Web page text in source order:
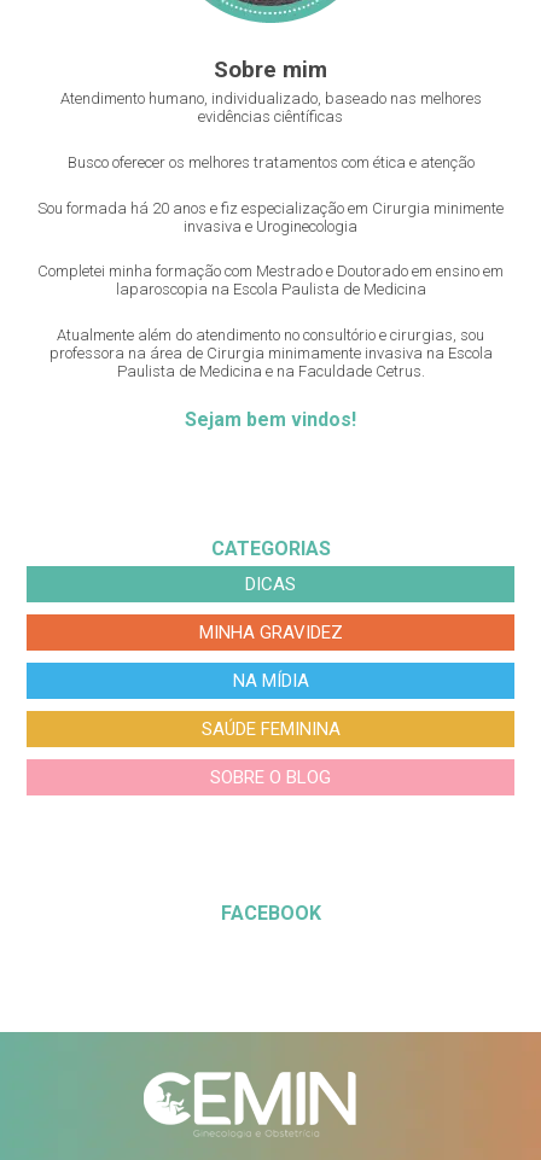
Sobre mim
Atendimento humano, individualizado, baseado nas melhores
evidências ciêntíficas
Busco oferecer os melhores tratamentos com ética e atenção
Sou formada há 20 anos e fiz especialização em Cirurgia minimente
invasiva e Uroginecologia
Completei minha formação com Mestrado e Doutorado em ensino em
laparoscopia na Escola Paulista de Medicina
Atualmente além do atendimento no consultório e cirurgias, sou
professora na área de Cirurgia minimamente invasiva na Escola
Paulista de Medicina e na Faculdade Cetrus.
Sejam bem vindos!
CATEGORIAS
DICAS
MINHA GRAVIDEZ
NA MÍDIA
SAÚDE FEMININA
SOBRE O BLOG
FACEBOOK